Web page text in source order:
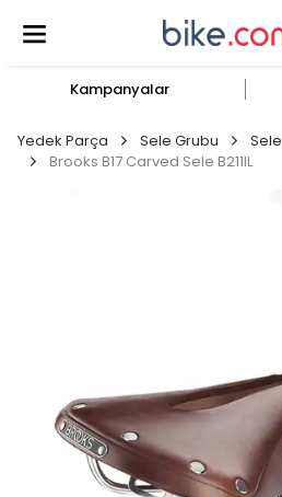
Kampanyalar
Yedek Parça Sele Grubu
Sele
Brooks B17 Carved Sele B211IL